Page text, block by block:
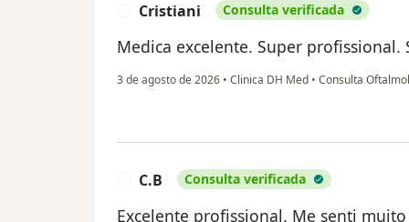
Cristiani Consulta verificada
Medica excelente. Super profissional.
3 de agosto de 2026 • Clinica DH Med • Consulta
C.B Consulta verificada
Excelente profissional. Me senti